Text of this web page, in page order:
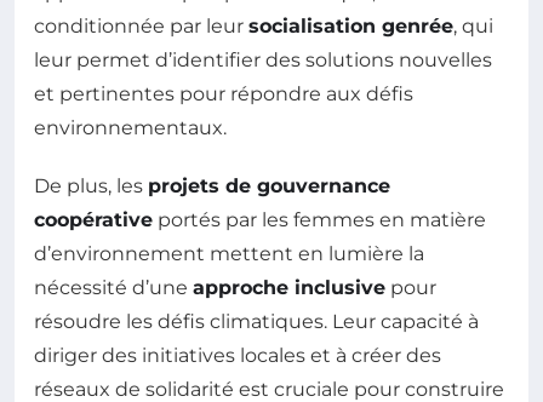
conditionnée par leur socialisation genrée, qui
leur permet d’identifier des solutions nouvelles
et pertinentes pour répondre aux défis
environnementaux.
De plus, les projets de gouvernance
coopérative portés par les femmes en matière
d’environnement mettent en lumière la
nécessité d’une approche inclusive pour
résoudre les défis climatiques. Leur capacité à
diriger des initiatives locales et à créer des
réseaux de solidarité est cruciale pour construire